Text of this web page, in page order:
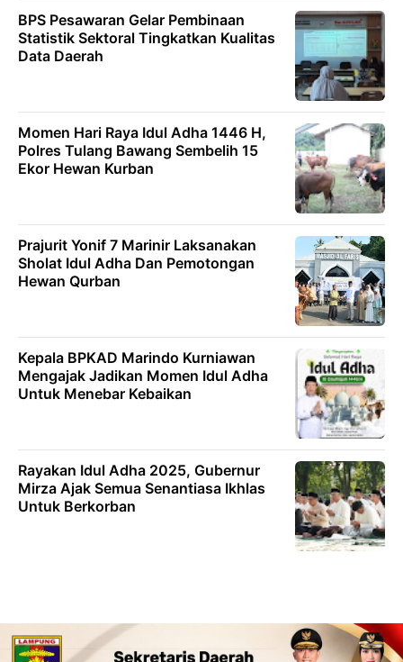
BPS Pesawaran Gelar Pembinaan
Statistik Sektoral Tingkatkan Kualitas
Data Daerah
Momen Hari Raya Idul Adha 1446 H,
Polres Tulang Bawang Sembelih 15
Ekor Hewan Kurban
Prajurit Yonif 7 Marinir Laksanakan
Sholat Idul Adha Dan Pemotongan
Hewan Qurban
Kepala BPKAD Marindo Kurniawan
Mengajak Jadikan Momen Idul Adha
Untuk Menebar Kebaikan
Rayakan Idul Adha 2025, Gubernur
Mirza Ajak Semua Senantiasa Ikhlas
Untuk Berkorban